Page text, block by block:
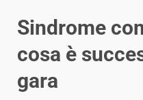
Sindrome
cosa è
gara